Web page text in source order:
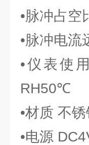
•脉冲占空
•脉冲电
•仪表使
RH50℃
•材质 不
•电源